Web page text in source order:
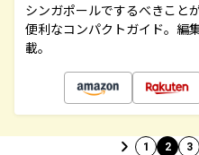
シンガポールでするべきこと
便利なコンパクトガイド。編
載。
1 2 3